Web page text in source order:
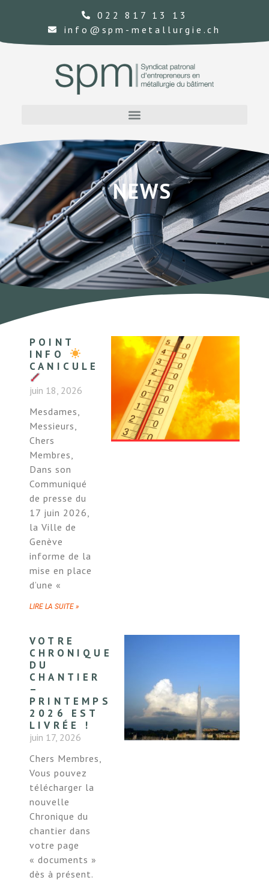
022 817 13 13
info@spm-metallurgie.ch
NEWS
POINT
INFO
CANICULE
juin 18, 2026
Mesdames,
Messieurs,
Chers
Membres,
Dans son
Communiqué
de presse du
17 juin 2026,
la Ville de
Genève
informe de la
mise en place
d’une «
LIRE LA SUITE »
VOTRE
CHRONIQUE
DU
CHANTIER
–
PRINTEMPS
2026 EST
LIVRÉE !
juin 17, 2026
Chers Membres,
Vous pouvez
télécharger la
nouvelle
Chronique du
chantier dans
votre page
« documents »
dès à présent.